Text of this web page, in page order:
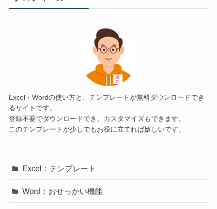
Excel・Wordの使い方と、テンプレートが無料ダウンロードでき
るサイトです。
登録不要でダウンロードでき、カスタマイズもできます。
このテンプレートが少しでもお役に立てれば嬉しいです。
Excel：テンプレート
Word：おせっかい機能